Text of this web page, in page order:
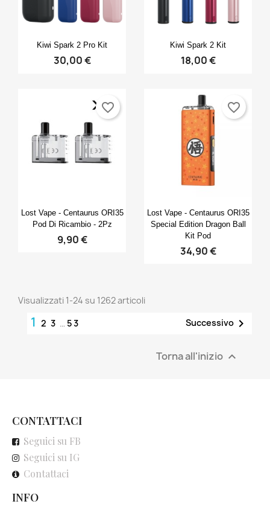
 Anteprima
Kiwi Spark 2 Pro Kit
30,00 €
Anteprima
Kiwi Spark 2 Kit
18,00 €
Anteprima
Lost Vape - Centaurus ORI35
Pod Di Ricambio - 2Pz
9,90 €
favorite_border
Anteprima
Lost Vape - Centaurus ORI35
Special Edition Dragon Ball
Kit Pod
34,90 €
favorite_border
Visualizzati 1-24 su 1262 articoli
1 2 3 … 53 Successivo 
Torna all'inizio 
CONTATTACI
Seguici su FB
Seguici su IG
Contattaci
INFO